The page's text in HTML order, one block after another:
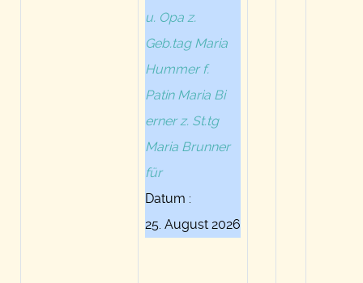
u. Opa z.
Geb.tag Maria
Hummer f.
Patin Maria Bi
erner z. St.tg
Maria Brunner
für
Datum :
25. August 2026